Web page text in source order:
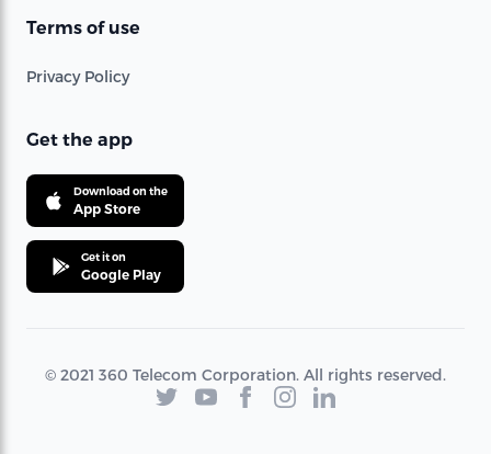
Terms of use
Privacy Policy
Get the app
Download on the
App Store
Get it on
Google Play
© 2021 360 Telecom Corporation. All rights reserved.